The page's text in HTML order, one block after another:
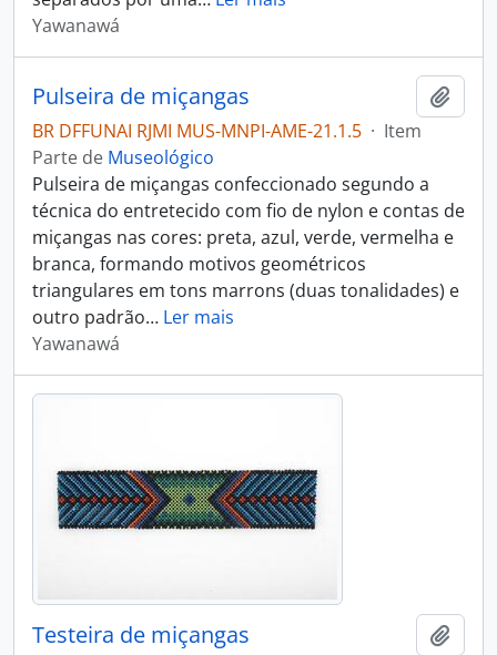
Yawanawá
Pulseira de miçangas
BR DFFUNAI RJMI MUS-MNPI-AME-21.1.5 · Item
Parte de Museológico
Pulseira de miçangas confeccionado segundo a
técnica do entretecido com fio de nylon e contas de
miçangas nas cores: preta, azul, verde, vermelha e
branca, formando motivos geométricos
triangulares em tons marrons (duas tonalidades) e
outro padrão… Ler mais
Yawanawá
Testeira de miçangas